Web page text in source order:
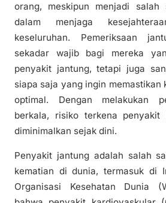
orang, meskipun menjadi salah
dalam menjaga
keseluruhan. Pemeriksaan
sekadar wajib bagi mereka
penyakit jantung, tetapi juga
siapa saja yang ingin memastikan
optimal. Dengan melakukan
berkala, risiko terkena penyakit
diminimalkan sejak dini.
Penyakit jantung adalah salah
kematian di dunia, termasuk di
Organisasi Kesehatan Dunia